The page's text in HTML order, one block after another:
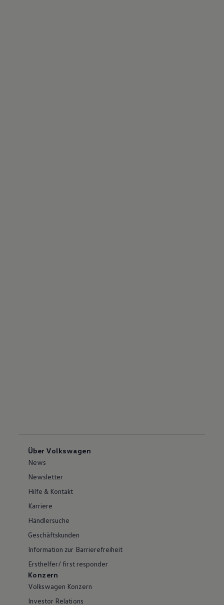
Über Volkswagen
News
Newsletter
Hilfe & Kontakt
Karriere
Händlersuche
Geschäftskunden
Information zur Barrierefreiheit
Ersthelfer/ first responder
Konzern
Volkswagen Konzern
Investor Relations